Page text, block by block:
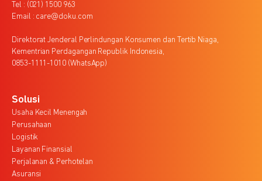
Tel : (021) 1500 963
Email : care@doku.com
Direktorat Jenderal Perlindungan Konsumen dan Tertib Niaga,
Kementrian Perdagangan Republik Indonesia,
0853-1111-1010 (WhatsApp)
Solusi
Usaha Kecil Menengah
Perusahaan
Logistik
Layanan Finansial
Perjalanan & Perhotelan
Asuransi